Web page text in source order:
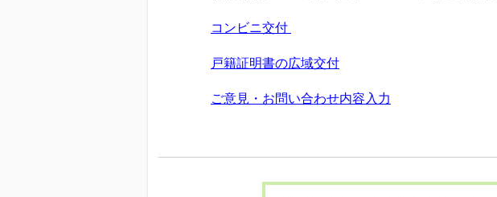
コンビニ交付
戸籍証明書の広域交付
ご意見・お問い合わせ内容入力